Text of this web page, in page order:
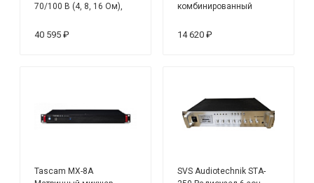
70/100 В (4, 8, 16 Ом),
Вт
40 595 ₽
комбинированный
14 620 ₽
Tascam MX-8A
SVS Audiotechnik STA-